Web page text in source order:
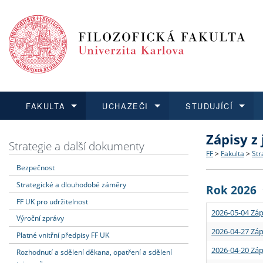
FAKULTA
Dozvědět se více
Struktura
Strategie
Podpora
UCHAZEČI
Podat přihlášku
Co
Učitelské
STUDUJÍCÍ
Dozvědět se více
Rigorózní
Dozvědět se více
O vědě a
Granty a
Dozvědět se více
Aktuální
Strategie a další dokumenty
Bezpečnost
Strategické a dlouhodobé záměry
FF UK pro udržitelnost
Výroční zprávy
Platné vnitřní předpisy FF UK
Rozhodnutí a sdělení děkana, opatření a sdělení
Zápisy
FF > Fakulta >
Rok 2026
2026-05-04
2026-04-27
2026-04-20